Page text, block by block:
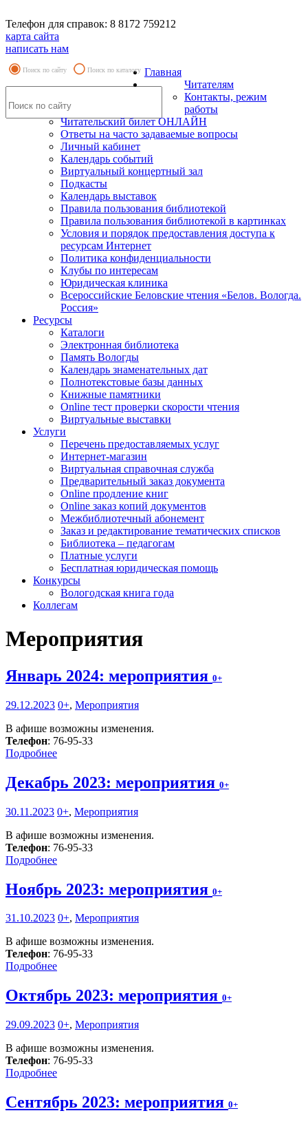
Телефон для справок: 8 8172 759212
карта сайта
написать нам
Поиск по сайту Поиск по каталогу Главная
Читателям
Контакты, режим
работы
Читательский билет ОНЛАЙН
Ответы на часто задаваемые вопросы
Личный кабинет
Календарь событий
Виртуальный концертный зал
Подкасты
Календарь выставок
Правила пользования библиотекой
Правила пользования библиотекой в картинках
Условия и порядок предоставления доступа к
ресурсам Интернет
Политика конфиденциальности
Клубы по интересам
Юридическая клиника
Всероссийские Беловские чтения «Белов. Вологда.
Россия»
Ресурсы
Каталоги
Электронная библиотека
Память Вологды
Календарь знаменательных дат
Полнотекстовые базы данных
Книжные памятники
Online тест проверки скорости чтения
Виртуальные выставки
Услуги
Перечень предоставляемых услуг
Интернет-магазин
Виртуальная справочная служба
Предварительный заказ документа
Online продление книг
Online заказ копий документов
Межбиблиотечный абонемент
Заказ и редактирование тематических списков
Библиотека – педагогам
Платные услуги
Бесплатная юридическая помощь
Конкурсы
Вологодская книга года
Коллегам
Мероприятия
Январь 2024: мероприятия 0+
29.12.2023 0+, Мероприятия
В афише возможны изменения.
Телефон: 76-95-33
Подробнее
Декабрь 2023: мероприятия 0+
30.11.2023 0+, Мероприятия
В афише возможны изменения.
Телефон: 76-95-33
Подробнее
Ноябрь 2023: мероприятия 0+
31.10.2023 0+, Мероприятия
В афише возможны изменения.
Телефон: 76-95-33
Подробнее
Октябрь 2023: мероприятия 0+
29.09.2023 0+, Мероприятия
В афише возможны изменения.
Телефон: 76-95-33
Подробнее
Сентябрь 2023: мероприятия 0+